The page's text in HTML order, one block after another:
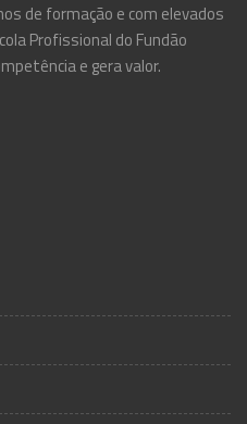
de formação e com elevados
Profissional do Fundão
e gera valor.